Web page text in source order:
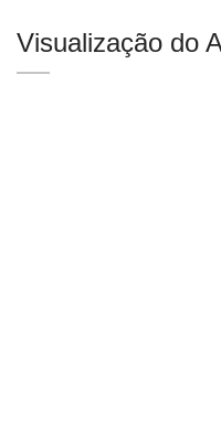
Visualização do